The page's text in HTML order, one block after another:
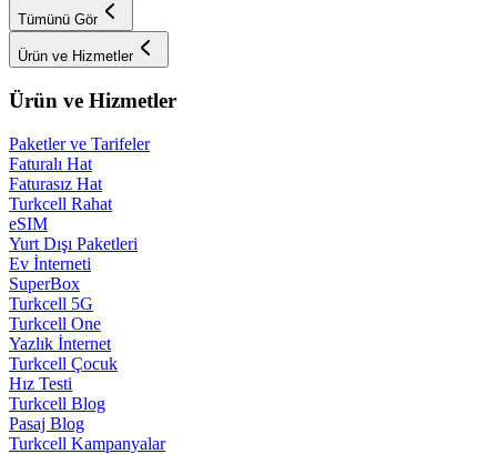
Tümünü Gör
Ürün ve Hizmetler
Ürün ve Hizmetler
Paketler ve Tarifeler
Faturalı Hat
Faturasız Hat
Turkcell Rahat
eSIM
Yurt Dışı Paketleri
Ev İnterneti
SuperBox
Turkcell 5G
Turkcell One
Yazlık İnternet
Turkcell Çocuk
Hız Testi
Turkcell Blog
Pasaj Blog
Turkcell Kampanyalar